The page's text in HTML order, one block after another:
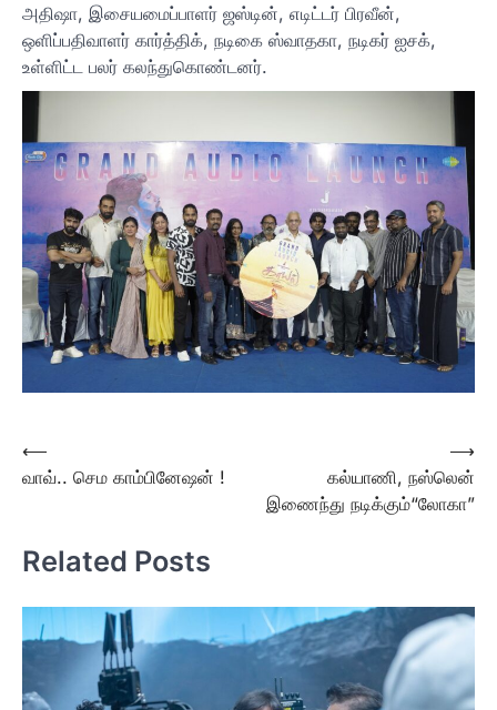
அதிஷா, இசையமைப்பாளர் ஜஸ்டின், எடிட்டர் பிரவீன்,
ஒளிப்பதிவாளர் கார்த்திக், நடிகை ஸ்வாதகா, நடிகர் ஐசக்,
உள்ளிட்ட பலர் கலந்துகொண்டனர்.
Post
navigation
⟵
வாவ்.. செம காம்பினேஷன் !
கல்யாணி, நஸ்லென்
இணைந்து நடிக்கும்“லோகா”
⟶
Related Posts